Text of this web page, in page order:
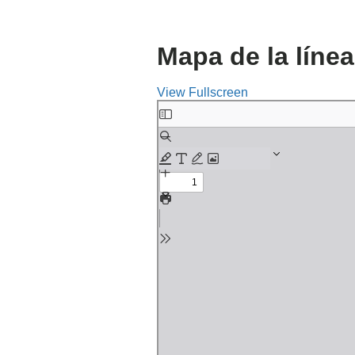
Mapa de la
View Fullscreen
Saltar
al
contenido
PDF